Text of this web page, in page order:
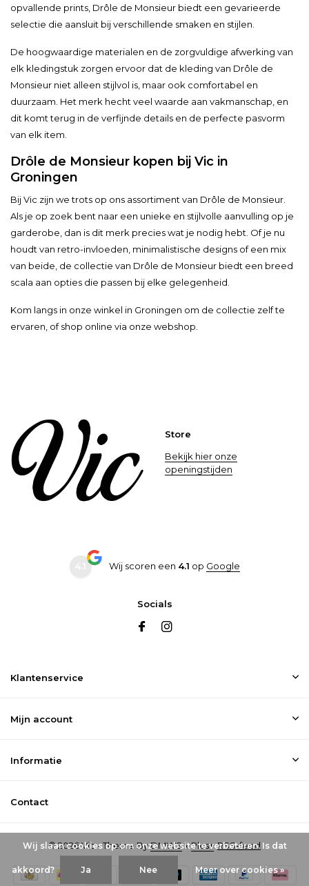
opvallende prints, Drôle de Monsieur biedt een gevarieerde
selectie die aansluit bij verschillende smaken en stijlen.
De hoogwaardige materialen en de zorgvuldige afwerking van
elk kledingstuk zorgen ervoor dat de kleding van Drôle de
Monsieur niet alleen stijlvol is, maar ook comfortabel en
duurzaam. Het merk hecht veel waarde aan vakmanschap, en
dit komt terug in de verfijnde details en de perfecte pasvorm
van elk item.
Drôle de Monsieur kopen bij Vic in
Groningen
Bij Vic zijn we trots op ons assortiment van Drôle de Monsieur.
Als je op zoek bent naar een unieke en stijlvolle aanvulling op je
garderobe, dan is dit merk precies wat je nodig hebt. Of je nu
houdt van retro-invloeden, minimalistische designs of een mix
van beide, de collectie van Drôle de Monsieur biedt een breed
scala aan opties die passen bij elke gelegenheid.
Kom langs in onze winkel in Groningen om de collectie zelf te
ervaren, of shop online via onze webshop.
Store
Bekijk hier onze
openingstijden
Wij scoren een 4.1 op Google
Socials
Klantenservice
Mijn account
Informatie
Contact
© 2026 Vic - Theme ByDMWSxPlus+ RSS-feed
Wij slaan cookies op om onze website te verbeteren. Is dat
akkoord? Ja Nee Meer over cookies »